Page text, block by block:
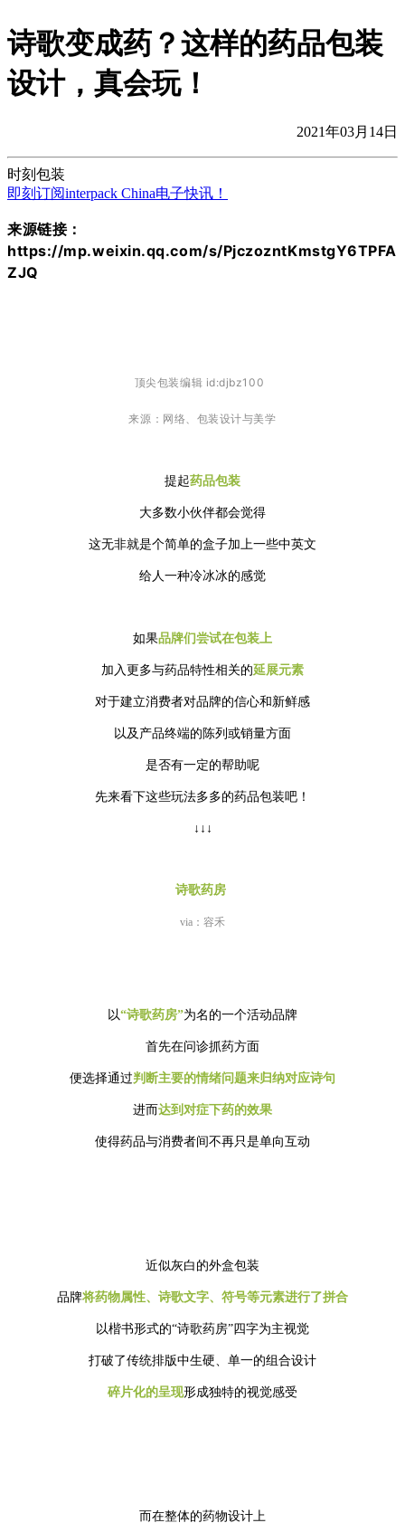
诗歌变成药？这样的药品包装
设计，真会玩！
2021年03月14日
时刻包装
即刻订阅interpack China电子快讯！
来源链接：
https://mp.weixin.qq.com/s/PjczozntKmstgY6TPFA
ZJQ
顶尖包装编辑 id:djbz100
来源： 网络、包装设计与美学
提起药品包装
大多数小伙伴都会觉得
这无非就是个简单的盒子加上一些中英文
给人一种冷冰冰的感觉
如果品牌们尝试在包装上
加入更多与药品特性相关的延展元素
对于建立消费者对品牌的信心和新鲜感
以及产品终端的陈列或销量方面
是否有一定的帮助呢
先来看下这些玩法多多的药品包装吧！
↓↓↓
诗歌药房
via：容禾
以“诗歌药房”为名的一个活动品牌
首先在问诊抓药方面
便选择通过判断主要的情绪问题来归纳对应诗句
进而达到 对症下药的效果
使得药品与消费者间不再只是单向互动
近似灰白的外盒包装
品牌将药物属性、诗歌文字、符号等元素进行了拼合
以楷书形式的“诗歌药房”四字为主视觉
打破了传统排版中生硬、单一的组合设计
碎片化的呈现形成独特的视觉感受
而在整体的药物设计上